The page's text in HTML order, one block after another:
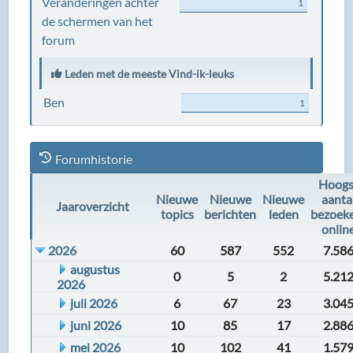
de schermen van het
forum
1
Leden met de meeste Vind-ik-leuks
Ben 1
Forumhistorie
Jaaroverzicht
Nieuwe
topics
Nieuwe
berichten
Nieuwe
leden
2026
60 587 552
7.586
augustus
2026
0 5 2
5.212
juli 2026
6 67 23
3.045
juni 2026
10 85 17
2.886
mei 2026
10 102 41 1.579